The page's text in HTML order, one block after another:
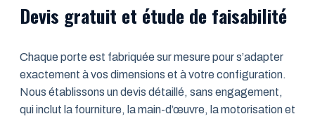
Devis gratuit et étude de faisabilité
Chaque porte est fabriquée sur mesure pour s’adapter
exactement à vos dimensions et à votre configuration.
Nous établissons un devis détaillé, sans engagement,
qui inclut la fourniture, la main-d’œuvre, la motorisation et